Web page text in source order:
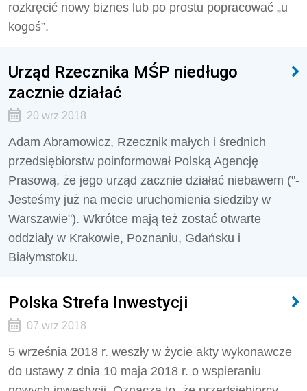
rozkręcić nowy biznes lub po prostu popracować „u
kogoś”.
Urząd Rzecznika MŚP niedługo
zacznie działać
20 wrz 2018
Adam Abramowicz, Rzecznik małych i średnich
przedsiębiorstw poinformował Polską Agencję
Prasową, że jego urząd zacznie działać niebawem ("-
Jesteśmy już na mecie uruchomienia siedziby w
Warszawie"). Wkrótce mają też zostać otwarte
oddziały w Krakowie, Poznaniu, Gdańsku i
Białymstoku.
Polska Strefa Inwestycji
07 wrz 2018
5 września 2018 r. weszły w życie akty wykonawcze
do ustawy z dnia 10 maja 2018 r. o wspieraniu